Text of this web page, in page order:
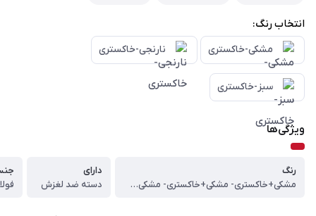
انتخاب رنگ:
مشکی-خاکستری نارنجی-خاکستری
سبز-خاکستری
ویژگی‌ها
رنگ
مشکی+خاکستری- مشکی+خاکستری- مشکی+سبز آبی
دارای
دسته ضد لغزش